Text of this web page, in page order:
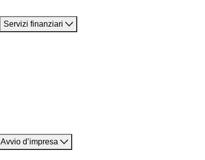
Servizi finanziari
Avvio d’impresa